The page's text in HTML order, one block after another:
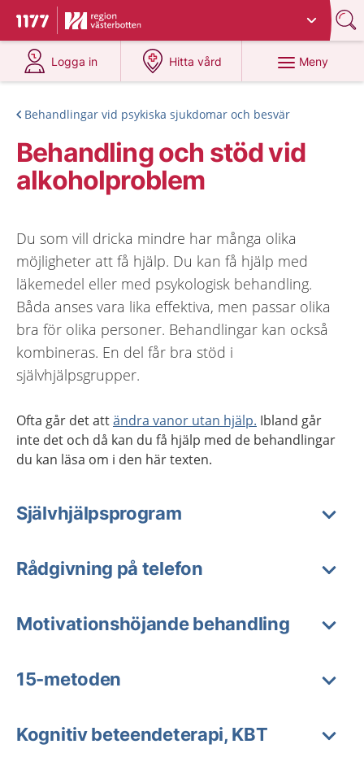
Till startsidan för 1177
Du har valt region
Logga in
på 1177.se
Hitta vård
på 1177.se
Meny
Behandlingar vid psykiska sjukdomar och besvär
Behandling och stöd vid
alkoholproblem
Du som vill dricka mindre har många olika
möjligheter att få hjälp. Du kan få hjälp med
läkemedel eller med psykologisk behandling.
Båda anses vara lika effektiva, men passar olika
bra för olika personer. Behandlingar kan också
kombineras. En del får bra stöd i
självhjälpsgrupper.
Ofta går det attändra vanor utan hjälp. Ibland går
inte det och då kan du få hjälp med de behandlingar
du kan läsa om i den här texten.
Självhjälpsprogram
Rådgivning på telefon
Motivationshöjande behandling
15-metoden
Kognitiv beteendeterapi, KBT